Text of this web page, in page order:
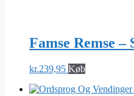
Famse Remse –
kr.239,95 Køb